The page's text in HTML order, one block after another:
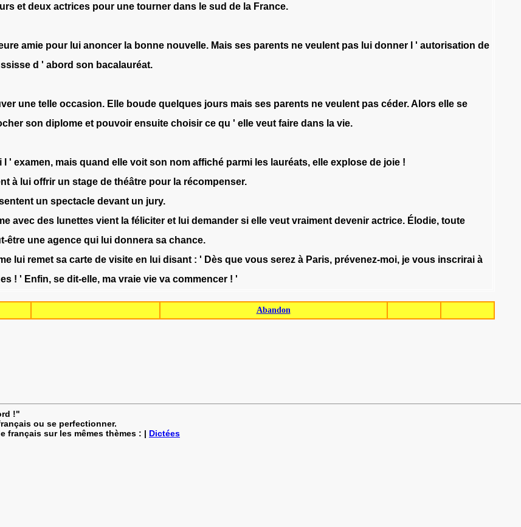
et deux actrices pour une tourner dans le sud de la France.
amie pour lui anoncer la bonne nouvelle. Mais ses parents ne veulent pas lui donner ' autorisation de
d ' abord son bacalauréat.
une telle occasion. Elle boude quelques jours mais ses parents ne veulent pas céder.Alors elle se
son diplome et pouvoir ensuite choisir ce qu ' elle veut faire dans la vie.
' examen, mais quand elle voit son nom affiché parmi les lauréats, elle explose de joie !
à lui offrir un stage de théâtre pour la récompenser.
un spectacle devant un jury.
avec des lunettes vient la féliciter et lui demander si elle veut vraiment devenir actrice. Élodie, toute
être une agence qui lui donnera sa chance.
lui remet sa carte de visite en lui disant : ' Dès que vous serez à Paris, prévenez-moi, je vous inscrirai à
! ' Enfin, se dit-elle, ma vraie vie va commencer ! '
Abandon
!"
ou se perfectionner.
français sur les mêmes thèmes : | Dictées